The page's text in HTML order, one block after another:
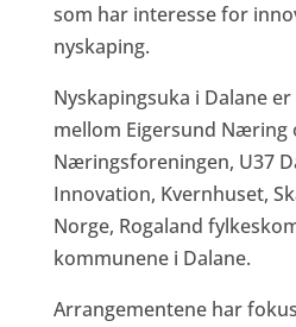
som har interesse for
nyskaping.
Nyskapingsuka i Dalane
mellom Eigersund Næring
Næringsforeningen, U37
Innovation, Kvernhuset,
Norge, Rogaland
kommunene i Dalane.
Arrangementene har